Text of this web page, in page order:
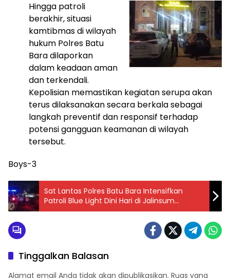
Hingga patroli
berakhir, situasi
kamtibmas di wilayah
hukum Polres Batu
Bara dilaporkan
dalam keadaan aman
dan terkendali.
Kepolisian memastikan kegiatan serupa akan
terus dilaksanakan secara berkala sebagai
langkah preventif dan responsif terhadap
potensi gangguan keamanan di wilayah
tersebut.
Boys-3
Sat Lantas Polres Batu Bara Intensifkan
Patroli Blue Light Dini Hari di Jalinsum
Indrapura
Tinggalkan Balasan
Alamat email Anda tidak akan dipublikasikan. Ruas yang